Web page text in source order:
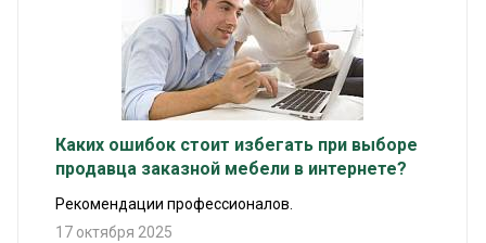
Каких ошибок стоит избегать при выборе
продавца заказной мебели в интернете?
Рекомендации профессионалов.
17 октября 2025